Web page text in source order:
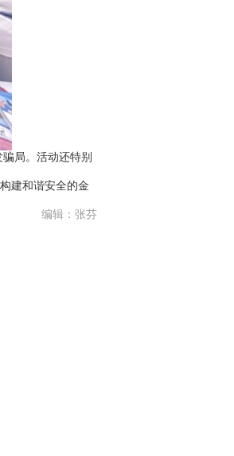
局。活动还特别
建和谐安全的金
编辑：张芬